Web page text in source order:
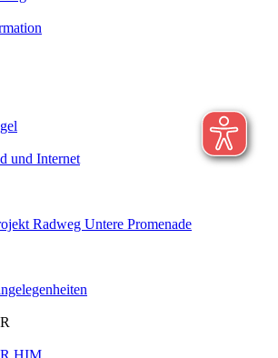
und Internet
Radweg Untere Promenade
HIM